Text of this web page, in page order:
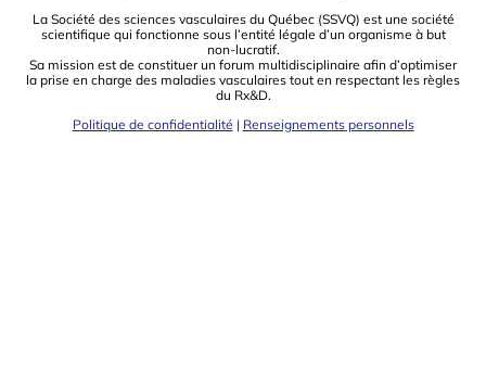
La Société des sciences vasculaires du Québec (SSVQ) est une société
scientiﬁque qui fonctionne sous l’entité légale d’un organisme à but
non-lucratif.
Sa mission est de constituer un forum multidisciplinaire aﬁn d’optimiser
la prise en charge des maladies vasculaires tout en respectant les règles
du Rx&D.
Politique de confidentialité | Renseignements personnels